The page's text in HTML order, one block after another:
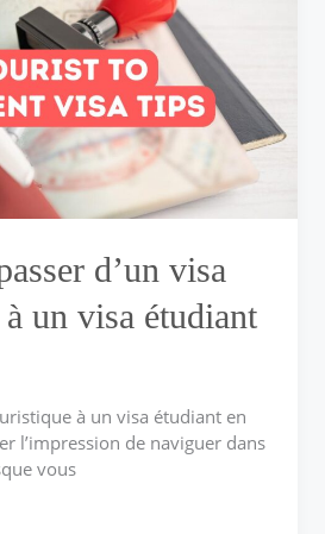
d’un visa
un visa étudiant
à un visa étudiant en
l’impression de naviguer dans
vous